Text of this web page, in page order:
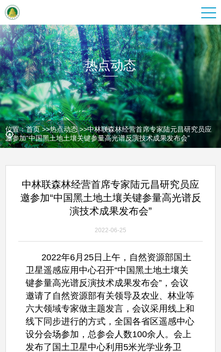
热点动态
位置：首页>>热点动态>>中林联森林经营首席专家陆元昌研究员应
邀参加“中国黑土地土壤关键参量高光谱反演技术成果发布会”
中林联森林经营首席专家陆元昌研究员应
邀参加“中国黑土地土壤关键参量高光谱反
演技术成果发布会”
2022-06-25
2022年6月25日上午，自然资源部国土
卫星遥感应用中心召开“中国黑土地土壤关
键参量高光谱反演技术成果发布会”，会议
邀请了自然资源部有关领导及农业、林业等
六大领域专家做主题发言，会议采用线上和
线下同步进行的方式，全国各省区遥感中心
设分会场参加，总参会人数100余人。会上
发布了国土卫星中心利用5米光学业务卫